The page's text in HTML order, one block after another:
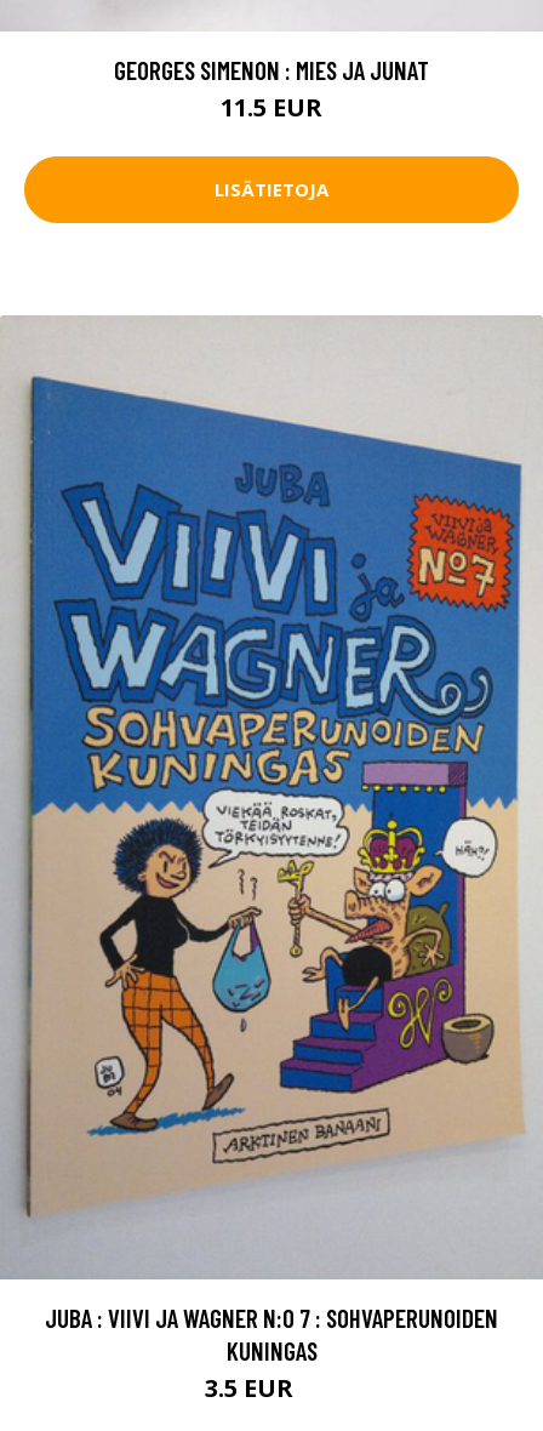
GEORGES SIMENON : MIES JA JUNAT
11.5 EUR
LISÄTIETOJA
JUBA : VIIVI JA WAGNER N:O 7 : SOHVAPERUNOIDEN
KUNINGAS
3.5 EUR